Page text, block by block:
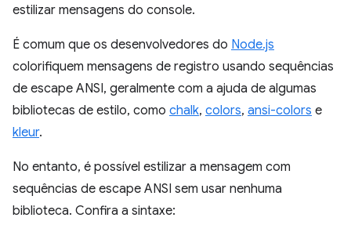
estilizar mensagens do console.
É comum que os desenvolvedores do Node.js
colorifiquem mensagens de registro usando sequências
de escape ANSI, geralmente com a ajuda de algumas
bibliotecas de estilo, como chalk, colors, ansi-colors e
kleur.
No entanto, é possível estilizar a mensagem com
sequências de escape ANSI sem usar nenhuma
biblioteca. Confira a sintaxe: